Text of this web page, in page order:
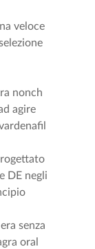
veloce
nonch
agire
DE negli
senza
oral